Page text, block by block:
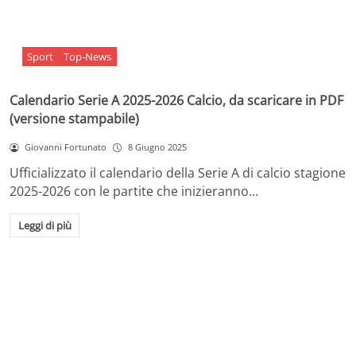
Sport Top-News
Calendario Serie A 2025-2026 Calcio, da scaricare in PDF
(versione stampabile)
Giovanni Fortunato 8 Giugno 2025
Ufficializzato il calendario della Serie A di calcio stagione
2025-2026 con le partite che inizieranno…
Leggi di più